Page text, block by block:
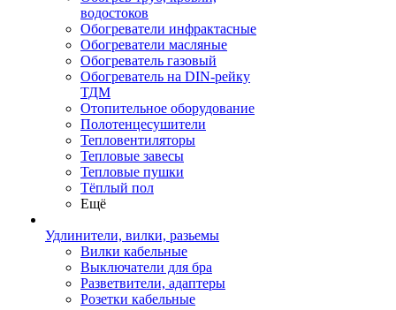
водостоков
Обогреватели инфрактасные
Обогреватели масляные
Обогреватель газовый
Обогреватель на DIN-рейку
ТДМ
Отопительное оборудование
Полотенцесушители
Тепловентиляторы
Тепловые завесы
Тепловые пушки
Тёплый пол
Ещё
Удлинители, вилки, разьемы
Вилки кабельные
Выключатели для бра
Разветвители, адаптеры
Розетки кабельные